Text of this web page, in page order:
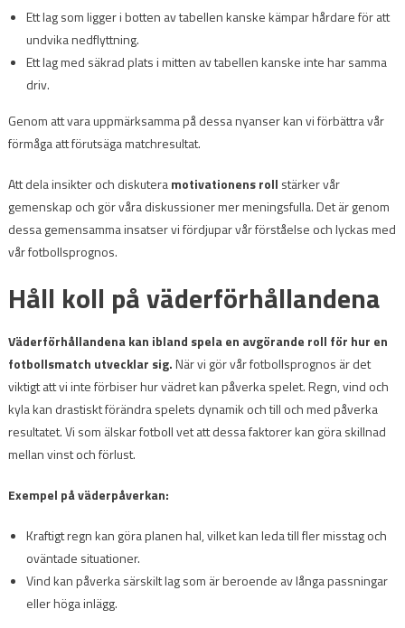
Ett lag som ligger i botten av tabellen kanske kämpar hårdare för att
undvika nedflyttning.
Ett lag med säkrad plats i mitten av tabellen kanske inte har samma
driv.
Genom att vara uppmärksamma på dessa nyanser kan vi förbättra vår
förmåga att förutsäga matchresultat.
Att dela insikter och diskuteramotivationens roll stärker vår
gemenskap och gör våra diskussioner mer meningsfulla. Det är genom
dessa gemensamma insatser vi fördjupar vår förståelse och lyckas med
vår fotbollsprognos.
Håll koll på väderförhållandena
Väderförhållandena kan ibland spela en avgörande roll för hur en
fotbollsmatch utvecklar sig.När vi gör vår fotbollsprognos är det
viktigt att vi inte förbiser hur vädret kan påverka spelet. Regn, vind och
kyla kan drastiskt förändra spelets dynamik och till och med påverka
resultatet. Vi som älskar fotboll vet att dessa faktorer kan göra skillnad
mellan vinst och förlust.
Exempel på väderpåverkan:
Kraftigt regn kan göra planen hal, vilket kan leda till fler misstag och
oväntade situationer.
Vind kan påverka särskilt lag som är beroende av långa passningar
eller höga inlägg.